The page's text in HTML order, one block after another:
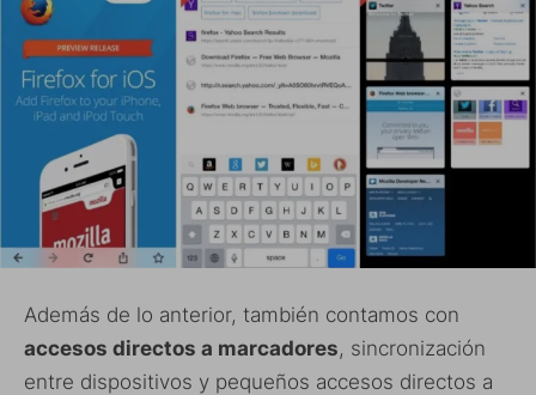
Además de lo anterior, también contamos con
accesos directos a marcadores, sincronización
entre dispositivos y pequeños accesos directos a